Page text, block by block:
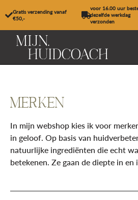
naar
inhoud
Gratis verzending vanaf
€50,-
voor 16.00 uur
dezelfde werkdag
verzonden
MERKEN
In mijn webshop kies ik voor
in geloof. Op basis van
natuurlijke ingrediënten die echt
betekenen. Ze gaan de diepte in